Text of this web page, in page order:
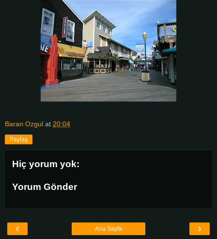
Baran Ozgul at 20:04
Paylaş
Hiç yorum yok:
Yorum Gönder
‹ ›
Ana Sayfa